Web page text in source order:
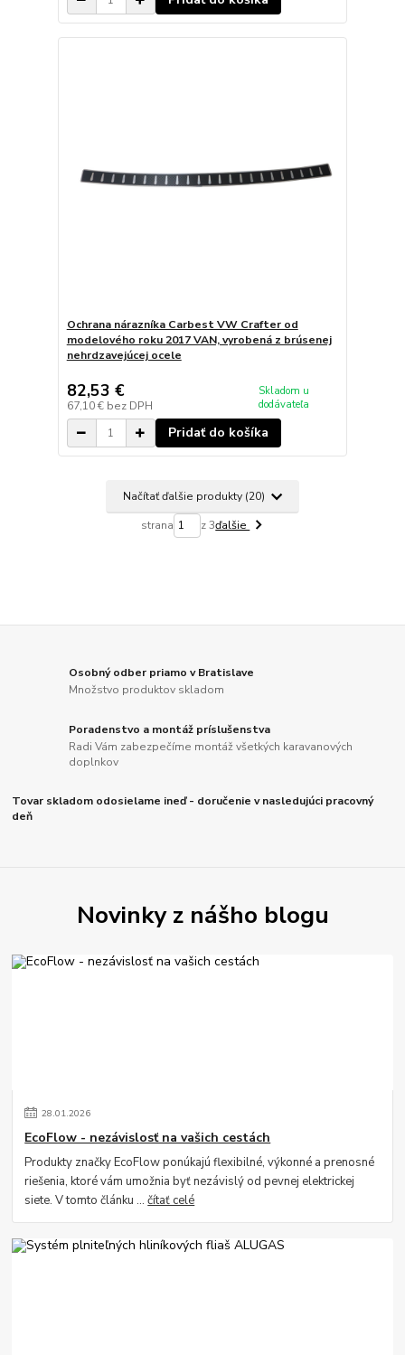
Ochrana nárazníka Carbest VW Crafter od
modelového roku 2017 VAN, vyrobená z brúsenej
nehrdzavejúcej ocele
82,53 €
67,10 € bez DPH
Skladom u
dodávateľa
Pridať do košíka
Načítať ďalšie produkty (20)
strana z 3ďalšie
Osobný odber priamo v Bratislave
Množstvo produktov skladom
Poradenstvo a montáž príslušenstva
Radi Vám zabezpečíme montáž všetkých karavanových
doplnkov
Tovar skladom odosielame ineď - doručenie v nasledujúci pracovný
deň
Novinky z nášho blogu
28.01.2026
EcoFlow - nezávislosť na vašich cestách
Produkty značky EcoFlow ponúkajú flexibilné, výkonné a prenosné
riešenia, ktoré vám umožnia byť nezávislý od pevnej elektrickej
siete. V tomto článku ...čítať celé